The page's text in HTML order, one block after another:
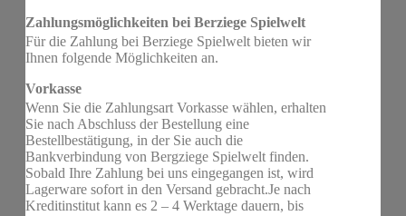
Zahlungsmöglichkeiten bei Berziege Spielwelt
Für die Zahlung bei Berziege Spielwelt bieten wir
Ihnen folgende Möglichkeiten an.
Vorkasse
Wenn Sie die Zahlungsart Vorkasse wählen, erhalten
Sie nach Abschluss der Bestellung eine
Bestellbestätigung, in der Sie auch die
Bankverbindung von Bergziege Spielwelt finden.
Sobald Ihre Zahlung bei uns eingegangen ist, wird
Lagerware sofort in den Versand gebracht.Je nach
Kreditinstitut kann es 2 – 4 Werktage dauern, bis